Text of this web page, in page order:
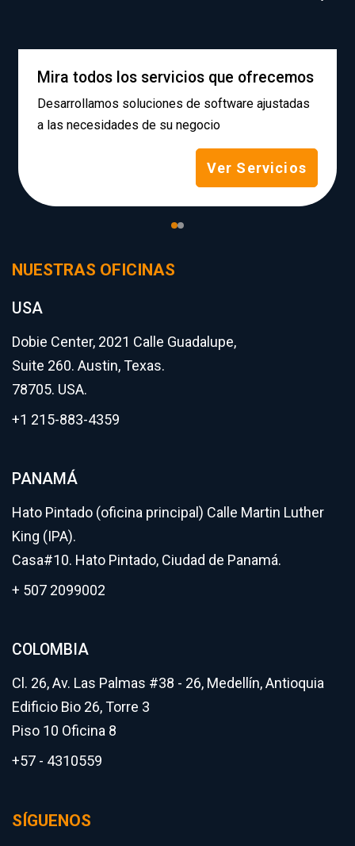
Mira todos los servicios que ofrecemos
Desarrollamos soluciones de software ajustadas
a las necesidades de su negocio
Ver Servicios
NUESTRAS OFICINAS
USA
Dobie Center, 2021 Calle Guadalupe,
Suite 260. Austin, Texas.
78705. USA.
+1 215-883-4359
PANAMÁ
Hato Pintado (oficina principal) Calle Martin Luther
King (IPA).
Casa#10. Hato Pintado, Ciudad de Panamá.
+ 507 2099002
COLOMBIA
Cl. 26, Av. Las Palmas #38 - 26, Medellín, Antioquia
Edificio Bio 26, Torre 3
Piso 10 Oficina 8
+57 - 4310559
SÍGUENOS